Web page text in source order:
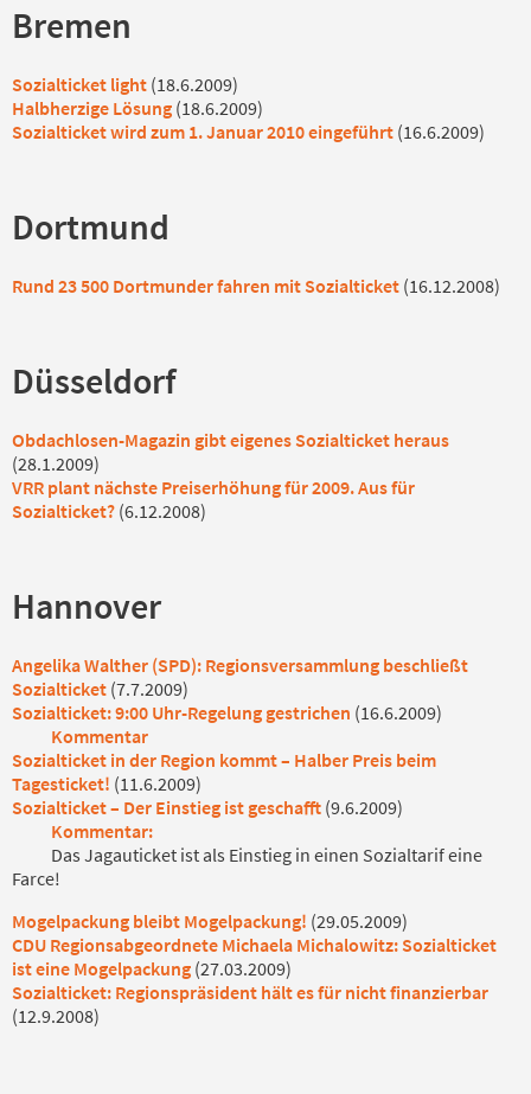
Bremen
Sozialticket light (18.6.2009)
Halbherzige Lösung (18.6.2009)
Sozialticket wird zum 1. Januar 2010 eingeführt (16.6.2009)
Dortmund
Rund 23 500 Dortmunder fahren mit Sozialticket (16.12.2008)
Düsseldorf
Obdachlosen-Magazin gibt eigenes Sozialticket heraus
(28.1.2009)
VRR plant nächste Preiserhöhung für 2009. Aus für
Sozialticket? (6.12.2008)
Hannover
Angelika Walther (SPD): Regionsversammlung beschließt
Sozialticket (7.7.2009)
Sozialticket: 9:00 Uhr-Regelung gestrichen (16.6.2009)
Kommentar
Sozialticket in der Region kommt – Halber Preis beim
Tagesticket! (11.6.2009)
Sozialticket – Der Einstieg ist geschafft (9.6.2009)
Kommentar:
Das Jagauticket ist als Einstieg in einen Sozialtarif eine
Farce!
Mogelpackung bleibt Mogelpackung! (29.05.2009)
CDU Regionsabgeordnete Michaela Michalowitz: Sozialticket
ist eine Mogelpackung (27.03.2009)
Sozialticket: Regionspräsident hält es für nicht finanzierbar
(12.9.2008)